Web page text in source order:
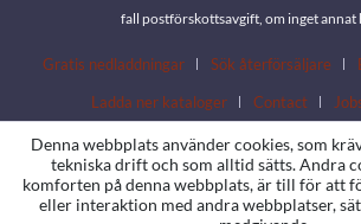
fall postförskottsavgift, om inget annat
Gratis nedladdningar Sök återförsäljare
Ladda ner kataloger
Contact
Denna webbplats använder cookies, som
tekniska drift och som alltid sätts. Andra
komforten på denna webbplats, är till för att
eller interaktion med andra webbplatser,